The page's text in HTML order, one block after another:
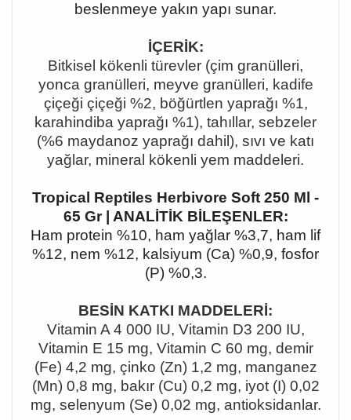
beslenmeye yakın yapı sunar.
İÇERİK:
Bitkisel kökenli türevler (çim granülleri,
yonca granülleri, meyve granülleri, kadife
çiçeği çiçeği %2, böğürtlen yaprağı %1,
karahindiba yaprağı %1), tahıllar, sebzeler
(%6 maydanoz yaprağı dahil), sıvı ve katı
yağlar, mineral kökenli yem maddeleri.
Tropical Reptiles Herbivore Soft 250 Ml -
65 Gr | ANALİTİK BİLEŞENLER:
Ham protein %10, ham yağlar %3,7, ham lif
%12, nem %12, kalsiyum (Ca) %0,9, fosfor
(P) %0,3.
BESİN KATKI MADDELERİ:
Vitamin A 4 000 IU, Vitamin D3 200 IU,
Vitamin E 15 mg, Vitamin C 60 mg, demir
(Fe) 4,2 mg, çinko (Zn) 1,2 mg, manganez
(Mn) 0,8 mg, bakır (Cu) 0,2 mg, iyot (I) 0,02
mg, selenyum (Se) 0,02 mg, antioksidanlar.